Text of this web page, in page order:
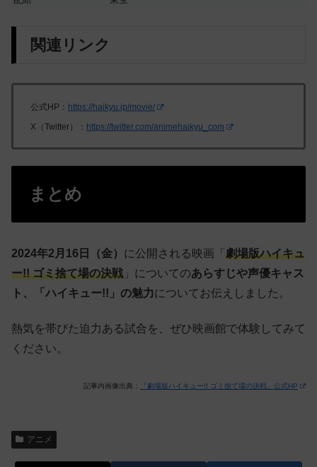
関連リンク
公式HP： https://haikyu.jp/movie/
X（Twitter）： https://twitter.com/animehaikyu_com
まとめ
2024年2月16日（金） に公開される映画「 劇場版ハイキュ
ー!! ゴミ捨て場の決戦 」についてのあらすじや声優キャス
ト、「ハイキュー!!」の魅力についてお伝えしました。
熱気を帯びた迫力ある試合を、ぜひ映画館で体験してみて
ください。
記事内画像出典： 「劇場版ハイキュー!! ゴミ捨て場の決戦」公式HP
アニメ